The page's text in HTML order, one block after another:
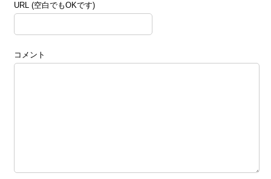
URL (空白でもOKです)
コメント